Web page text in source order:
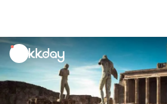
unread
notifications